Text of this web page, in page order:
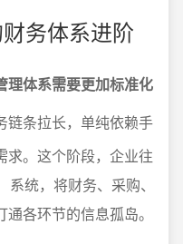
务体系进阶
理体系需要更加标准化
链条拉长，单纯依赖手
求。这个阶段，企业往
统，将财务、采购、
各环节的信息孤岛。